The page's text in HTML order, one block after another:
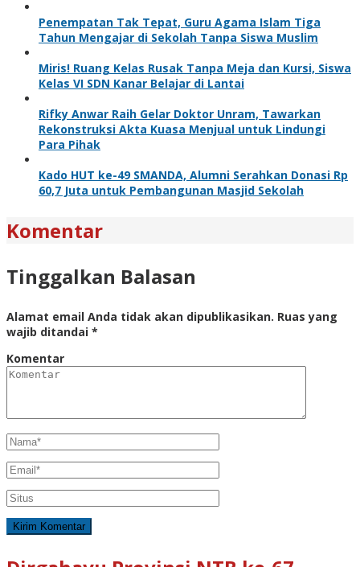
Penempatan Tak Tepat, Guru Agama Islam Tiga
Tahun Mengajar di Sekolah Tanpa Siswa Muslim
Miris! Ruang Kelas Rusak Tanpa Meja dan Kursi, Siswa
Kelas VI SDN Kanar Belajar di Lantai
Rifky Anwar Raih Gelar Doktor Unram, Tawarkan
Rekonstruksi Akta Kuasa Menjual untuk Lindungi
Para Pihak
Kado HUT ke-49 SMANDA, Alumni Serahkan Donasi Rp
60,7 Juta untuk Pembangunan Masjid Sekolah
Komentar
Tinggalkan Balasan
Alamat email Anda tidak akan dipublikasikan. Ruas yang
wajib ditandai *
Komentar